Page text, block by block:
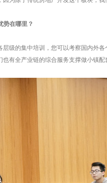
势在哪里？
级的集中培训，您可以考察国内外
有全产业链的综合服务支撑做小镇配